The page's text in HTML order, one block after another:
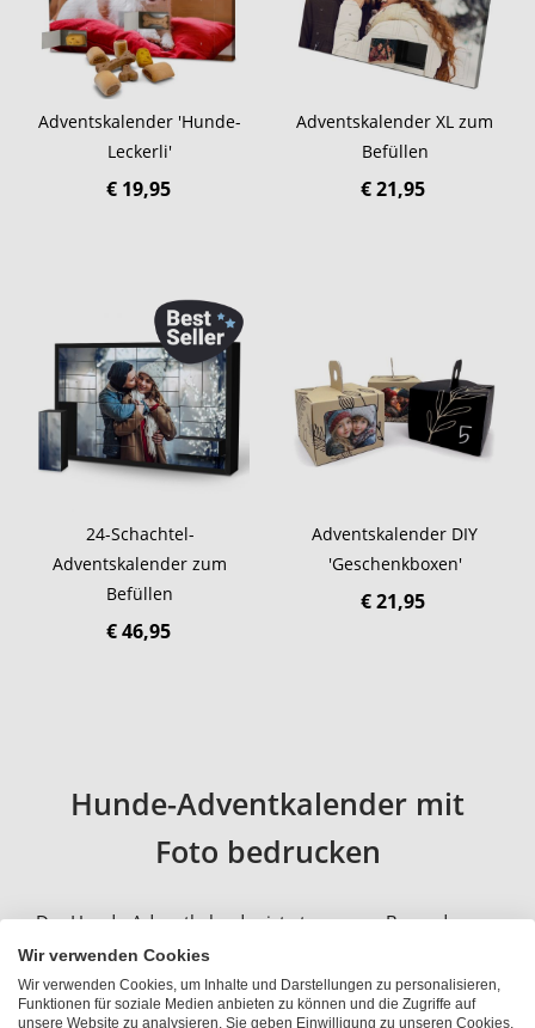
Adventskalender 'Hunde-
Leckerli'
€ 19,95
Adventskalender XL zum
Befüllen
€ 21,95
24-Schachtel-
Adventskalender zum
Befüllen
€ 46,95
Adventskalender DIY
'Geschenkboxen'
€ 21,95
Hunde-Adventkalender mit
Foto bedrucken
Der Hunde-Adventkalender ist etwas ganz Besonderes.
Denn dieser Hundeadventskalender mit Leckerchen ist
nicht nur ein Geschenk für den Vierbeiner, sondern
auch für den Menschen! Beim Bildadventskalender für
Wir verwenden Cookies
Wir verwenden Cookies, um Inhalte und Darstellungen zu personalisieren,
Funktionen für soziale Medien anbieten zu können und die Zugriffe auf
unsere Website zu analysieren. Sie geben Einwilligung zu unseren Cookies,